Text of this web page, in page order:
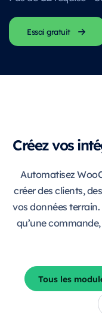
Essai gratuit
Créez vos
Automatisez
créer des clients,
vos données
qu’une
Tous les